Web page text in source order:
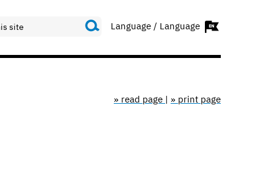
Language / Language
» read page | » print page